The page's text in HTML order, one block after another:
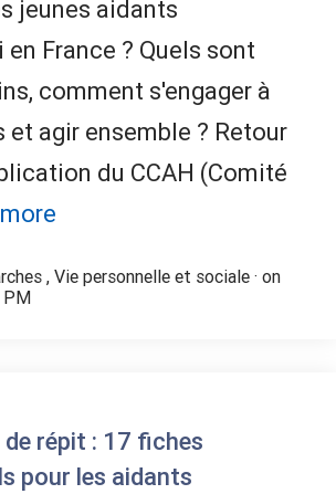
jeunes aidants
en France ? Quels sont
comment s'engager à
et agir ensemble ? Retour
du CCAH (Comité
more
, Vie personnelle et sociale · on
de répit : 17 fiches
pour les aidants